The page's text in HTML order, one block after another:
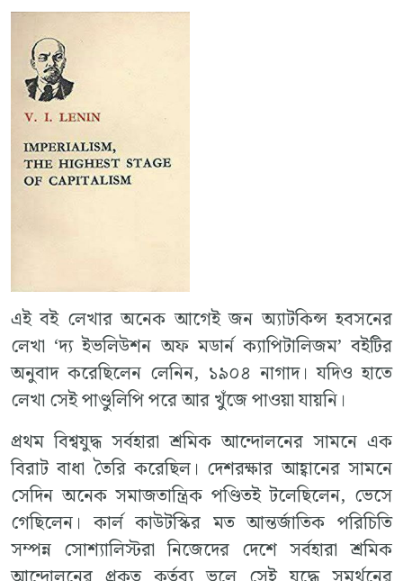
এই বই লেখার অনেক আগেই জন অ্যাটকিন্স হবসনের
লেখা ‘দ্য ইভলিউশন অফ মডার্ন ক্যাপিটালিজম’ বইটির
অনুবাদ করেছিলেন লেনিন, ১৯০৪ নাগাদ। যদিও হাতে
লেখা সেই পাণ্ডুলিপি পরে আর খুঁজে পাওয়া যায়নি।
প্রথম বিশ্বযুদ্ধ সর্বহারা শ্রমিক আন্দোলনের সামনে এক
বিরাট বাধা তৈরি করেছিল। দেশরক্ষার আহ্বানের সামনে
সেদিন অনেক সমাজতান্ত্রিক পণ্ডিতই টলেছিলেন, ভেসে
গেছিলেন। কার্ল কাউটস্কির মত আন্তর্জাতিক পরিচিতি
সম্পন্ন সোশ্যালিস্টরা নিজেদের দেশে সর্বহারা শ্রমিক